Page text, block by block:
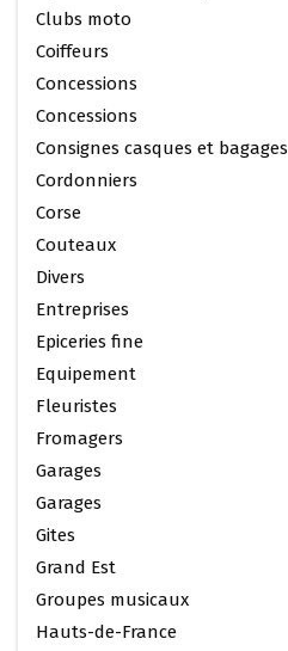
Clubs moto
Coiffeurs
Concessions
Concessions
Consignes casques et bagages
Cordonniers
Corse
Couteaux
Divers
Entreprises
Epiceries fine
Equipement
Fleuristes
Fromagers
Garages
Garages
Gites
Grand Est
Groupes musicaux
Hauts-de-France